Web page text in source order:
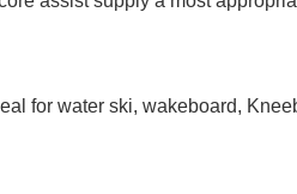
for water ski, wakeboard,